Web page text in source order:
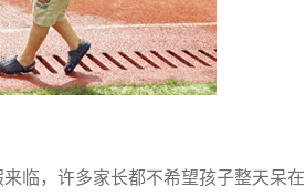
临，许多家长都不希望孩子整天呆在